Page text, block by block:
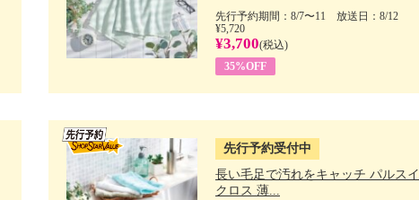
先行予約期間：8/7〜11 放送日：8/12
¥5,720
¥3,700(税込)
35%OFF
先行予約受付中
長い毛足で汚れをキャッチ パルスイ
クロス 薄...